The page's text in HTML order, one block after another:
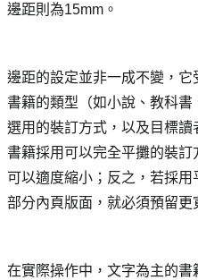
邊距則為15mm。
邊距的設定並非一成不變，
書籍的類型（如小說、教科書
選用的裝訂方式，以及目標
書籍採用可以完全平攤的裝
可以適度縮小；反之，若採
部分內頁版面，就必須預留更
在實際操作中，文字為主的